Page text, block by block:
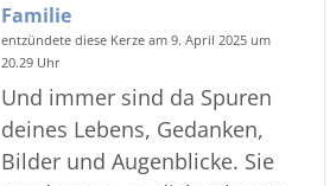
Familie
entzündete diese Kerze am 9. April 2025 um
20.29 Uhr
Und immer sind da Spuren
deines Lebens, Gedanken,
Bilder und Augenblicke. Sie